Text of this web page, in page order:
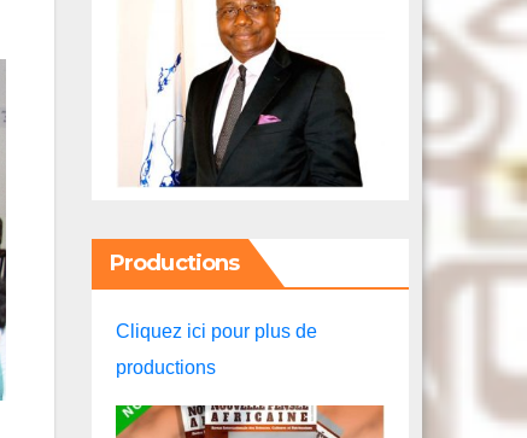
Productions
Cliquez ici pour plus de
productions